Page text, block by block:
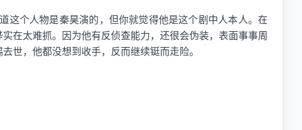
这个人物是秦昊演的，但你就觉得他是这个剧中人本人。在
在太难抓。因为他有反侦查能力，还很会伪装，表面事事周
世，他都没想到收手，反而继续铤而走险。